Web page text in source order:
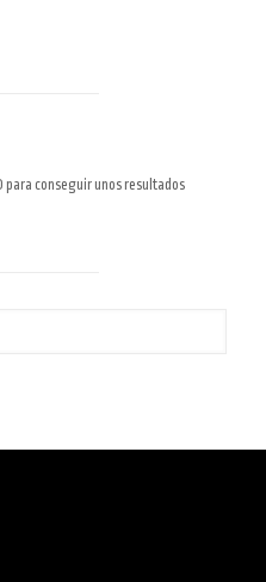
para conseguir unos resultados